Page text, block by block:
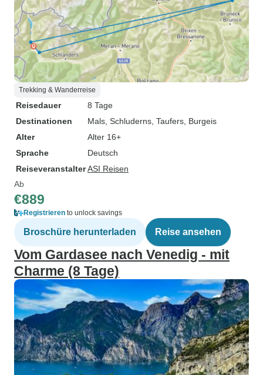
Trekking & Wanderreise
Reisedauer
8 Tage
Destinationen
Mals , Schluderns , Taufers , Burgeis
Alter
Alter 16+
Sprache
Deutsch
ReiseveranstalterASI Reisen
Ab
€889
Registrieren to unlock savings
Broschüre herunterladen Reise ansehen
Vom Gardasee nach Venedig - mit
Charme (8 Tage)